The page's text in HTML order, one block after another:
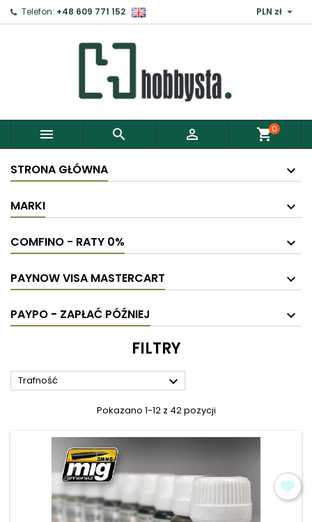
Telefon: +48 609 771 152 PLN zł 
   shopping_cart0
STRONA GŁÓWNA
MARKI
COMFINO - RATY 0%
PAYNOW VISA MASTERCART
PAYPO - ZAPŁAĆ PÓŹNIEJ
FILTRY
Trafność 
Pokazano 1-12 z 42 pozycji
Zaloguj ×
Aby zapisać produkty do Schowka, musisz się
Anuluj Zaloguj